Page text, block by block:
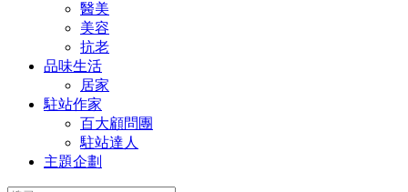
醫美
美容
抗老
品味生活
居家
駐站作家
百大顧問團
駐站達人
主題企劃